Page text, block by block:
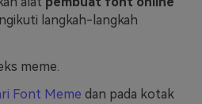
langkah-langkah
meme.
Font Meme dan pada kotak